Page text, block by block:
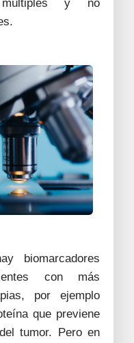
múltiples y no
biomarcadores
con más
por ejemplo
que previene
tumor. Pero en